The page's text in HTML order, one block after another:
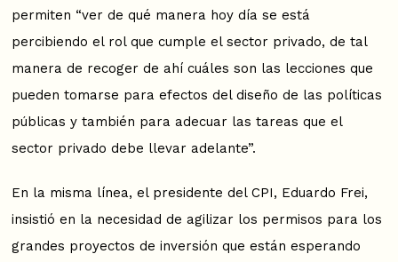
permiten “ver de qué manera hoy día se está
percibiendo el rol que cumple el sector privado, de tal
manera de recoger de ahí cuáles son las lecciones que
pueden tomarse para efectos del diseño de las políticas
públicas y también para adecuar las tareas que el
sector privado debe llevar adelante”.
En la misma línea, el presidente del CPI, Eduardo Frei,
insistió en la necesidad de agilizar los permisos para los
grandes proyectos de inversión que están esperando